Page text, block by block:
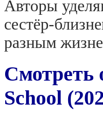
Авторы
сестёр-
разным
Смотреть
School